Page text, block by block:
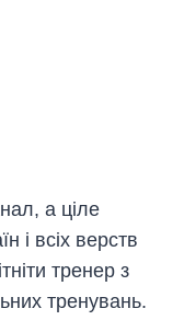
а ціле
і всіх верств
тренер з
тренувань.